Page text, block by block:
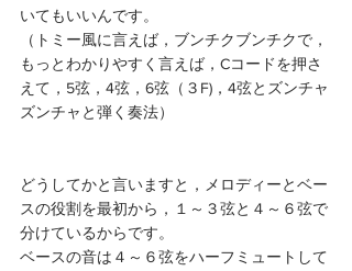
いてもいいんです。
（トミー風に言えば，ブンチクブンチクで，
もっとわかりやすく言えば，Cコードを押さ
えて，5弦，4弦，6弦（３F)，4弦とズンチャ
ズンチャと弾く奏法）
どうしてかと言いますと，メロディーとベー
スの役割を最初から，１～３弦と４～６弦で
分けているからです。
ベースの音は４～６弦をハーフミュートして